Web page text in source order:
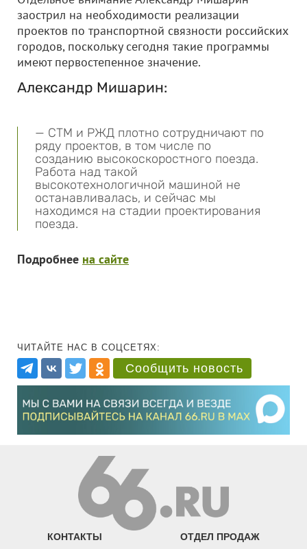
заострил на необходимости реализации
проектов по транспортной связности российских
городов, поскольку сегодня такие программы
имеют первостепенное значение.
Александр Мишарин:
— СТМ и РЖД плотно сотрудничают по
ряду проектов, в том числе по
созданию высокоскоростного поезда.
Работа над такой
высокотехнологичной машиной не
останавливалась, и сейчас мы
находимся на стадии проектирования
поезда.
Подробнее на сайте
ЧИТАЙТЕ НАС В СОЦСЕТЯХ:
Сообщить новость
КОНТАКТЫ ОТДЕЛ ПРОДАЖ